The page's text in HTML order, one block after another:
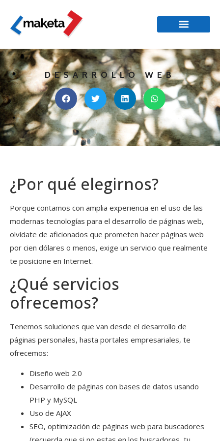
DESARROLLO WEB
¿Por qué elegirnos?
Porque contamos con amplia experiencia en el uso de las
modernas tecnologías para el desarrollo de páginas web,
olvídate de aficionados que prometen hacer páginas web
por cien dólares o menos, exige un servicio que realmente
te posicione en Internet.
¿Qué servicios
ofrecemos?
Tenemos soluciones que van desde el desarrollo de
páginas personales, hasta portales empresariales, te
ofrecemos:
Diseño web 2.0
Desarrollo de páginas con bases de datos usando
PHP y MySQL
Uso de AJAX
SEO, optimización de páginas web para buscadores